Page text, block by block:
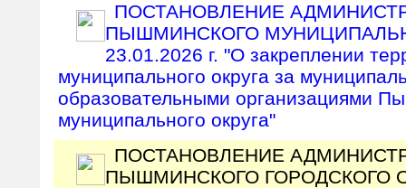
ПОСТАНОВЛЕНИЕ
ПЫШМИНСКОГО
23.01.2026 г. "О закреплении
муниципального округа за
образовательными организациями
муниципального округа"
ПОСТАНОВЛЕНИЕ
ПЫШМИНСКОГО ГОРОДСКОГО